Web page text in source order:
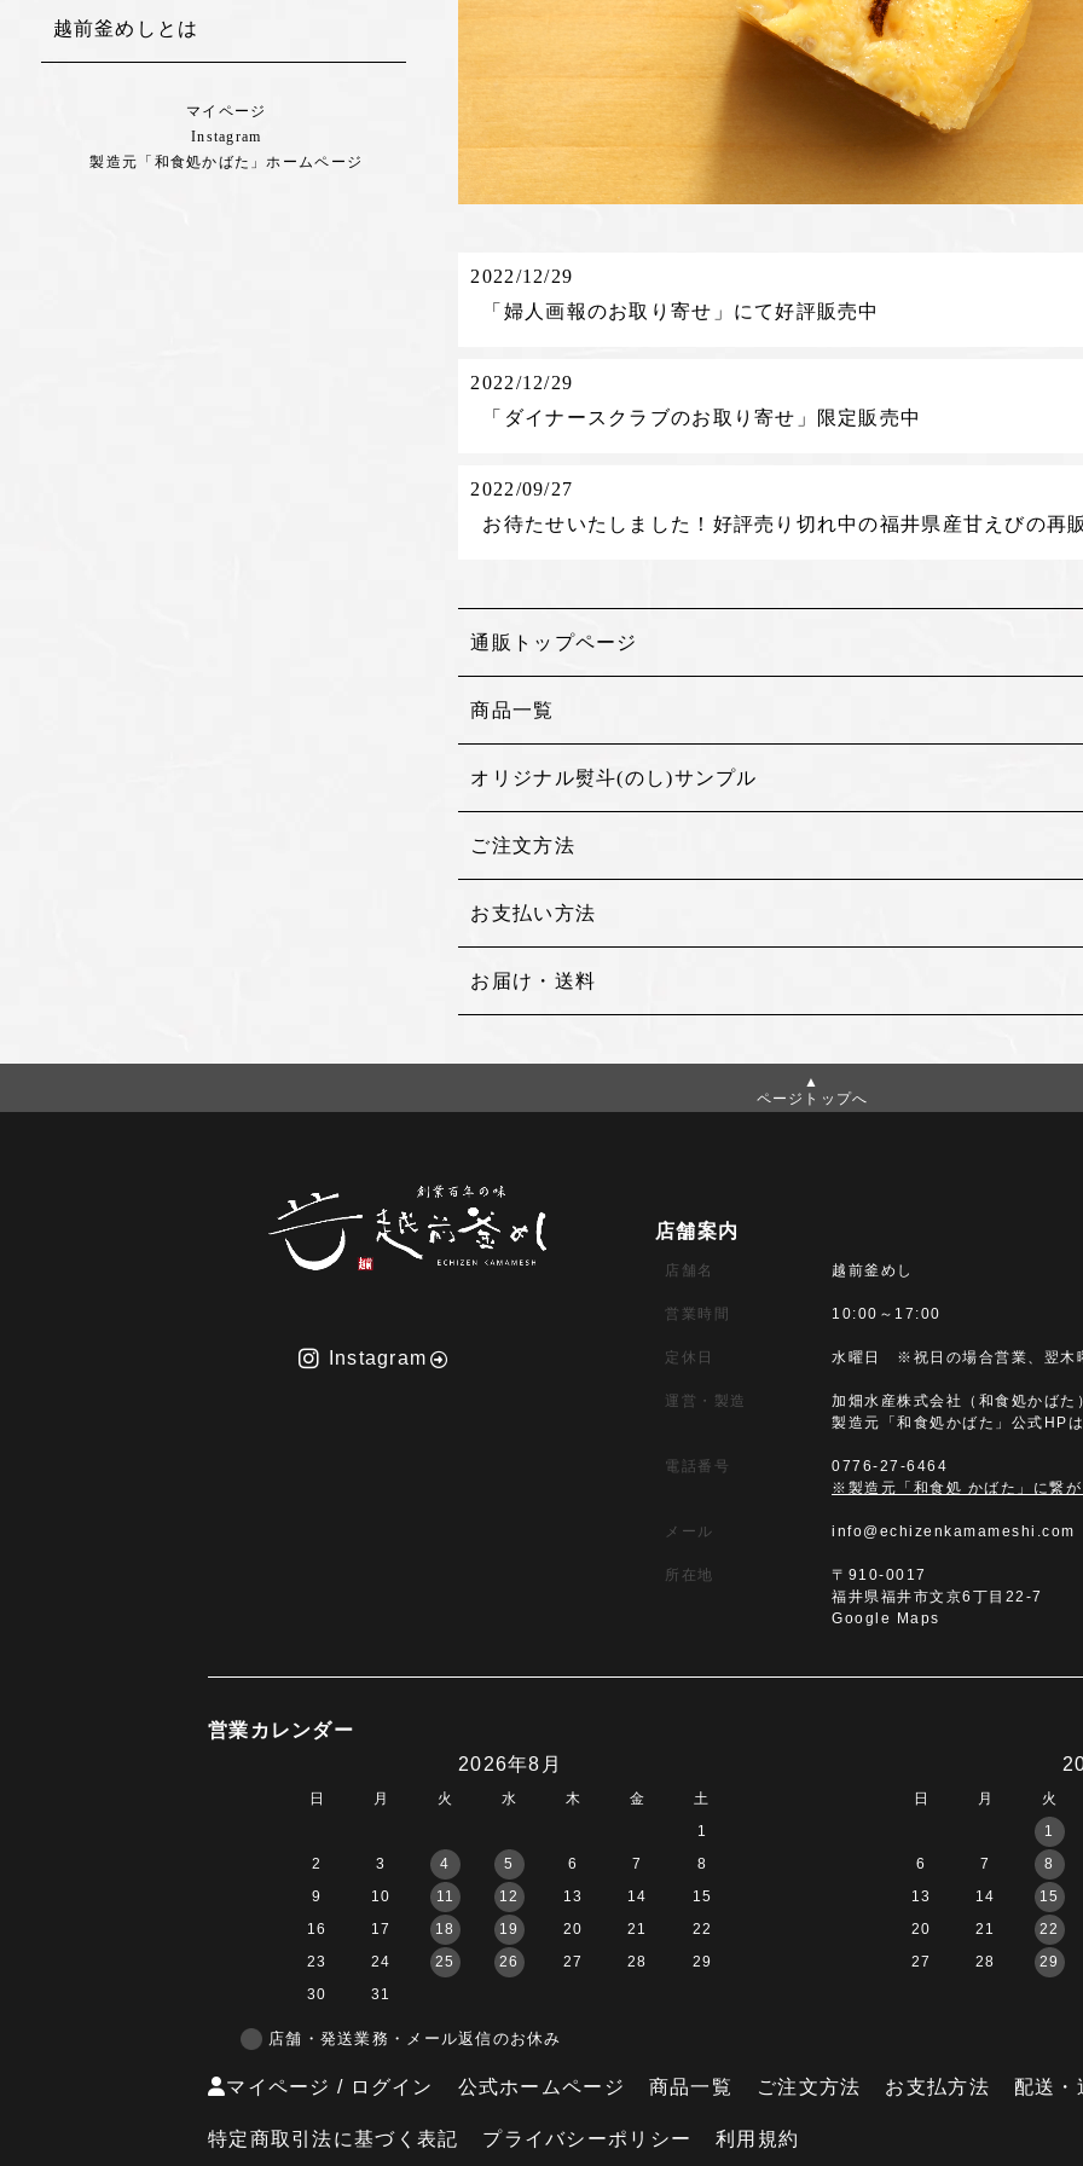
越前釜めしとは
マイページ
Instagram
製造元「和食処かばた」ホームページ
2022/12/29
「婦人画報のお取り寄せ」にて好評販売中
2022/12/29
「ダイナースクラブのお取り寄せ」限定販売中
2022/09/27
お待たせいたしました！好評売り切れ中の福井県産甘えびの再
通販トップページ
商品一覧
オリジナル熨斗(のし)サンプル
ご注文方法
お支払い方法
お届け・送料
ページトップへ
Instagram
店舗案内
店舗名 越前釜めし
営業時間 10:00～17:00
定休日 水曜日 ※祝日の場合営業、翌木
運営・製造
加畑水産株式会社（和食処かばた）
製造元「和食処かばた」公式HPは
電話番号
0776-27-6464
※製造元「和食処 かばた」に繋が
メール info@echizenkamameshi.com
所在地
〒910-0017
福井県福井市文京6丁目22-7
Google Maps
営業カレンダー
2026年8月
日 月 火 水 木 金
土
1
2
3 4 5 6 7
8
9
10 11 12 13 14
15
16
17 18 19 20 21
22
23
24 25 26 27 28
29
30
31
日 月 火
1
6
7 8
13
14 15
20
21 22
27
28 29
店舗・発送業務・メール返信のお休み
マイページ / ログイン 公式ホームページ 商品一覧 ご注文方法 お支払方法 配送・
特定商取引法に基づく表記 プライバシーポリシー 利用規約